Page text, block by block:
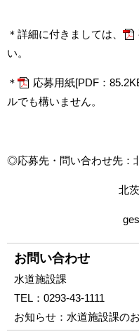
＊詳細に付きましては、
い。
＊ 応募用紙[PDF：
ルでも構いません。
◎応募先・問い合わせ先：
北茨城市磯原
お問い合わせ
水道施設課
TEL： 0293-43-1111
お知らせ： 水道施設課の